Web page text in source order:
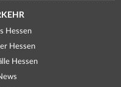
Hessen
Hessen
Hessen